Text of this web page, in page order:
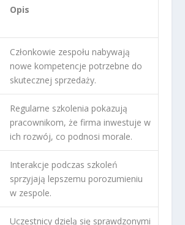
Opis
Członkowie zespołu nabywają
nowe kompetencje potrzebne do
skutecznej sprzedaży.
Regularne szkolenia pokazują
pracownikom, że firma inwestuje w
ich rozwój, co podnosi morale.
Interakcje podczas szkoleń
sprzyjają lepszemu porozumieniu
w zespole.
Uczestnicy dzielą się sprawdzonymi